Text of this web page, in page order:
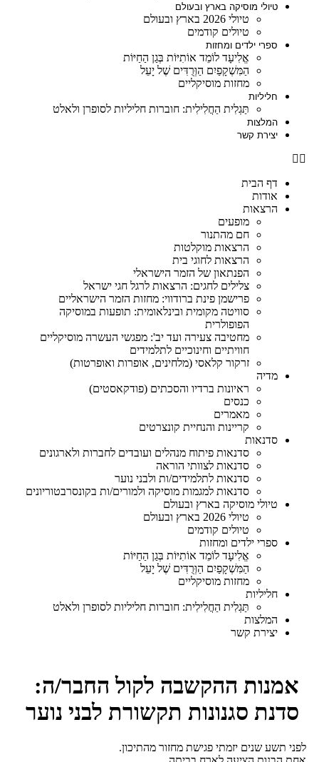
טיולי מוסיקה בארץ ובעולם
טיולי 2026 בארץ ובעולם
טיולים קודמים
ספרי ילדים ומחזות
אֱלִיעָד לוֹמֵד אוֹתִיּוֹת בְּגַן הַחַיּוֹת
הַמִּשְׁקָפַיִם הַוְּרֻדִּים שֶׁל יָעֵל
מחזות מוסיקליים
חליליות
תַּגְלִית הַחֲלִילִית: חוברות חליליות לסופרן ולאלט
המלצות
יצירת קשר
דף הבית
אודות
הרצאות
מופעים
חם מהתנור
הרצאות מוקלטות
הרצאות לחוגי בית
הפנתאון של הזמר הישראלי
צלילים לחגים: הרצאות לרגל חגי ישראל
פרישמן פינת ברודווי: מחזות הזמר הישראליים
סוויטה מקומית ובינלאומית: תופעות במוסיקה
הפופולרית
מחטיבה צעירה ועד יב': מפגשי העשרה מוסיקליים
חוויתיים וחינוכיים לתלמידים
זרקור קלאסי (מלחינים, אופרות ואופרטות)
מדיה
ראיונות ברדיו והסכתים (פודקאסטים)
כנסים
מאמרים
קריינות והנחיית קונצרטים
סדנאות
סדנאות פיתוח מנהלים ועובדים לחברות ולארגונים
סדנאות לצוותי הוראה
סדנאות לתלמידים/ות ולבני נוער
סדנאות למגמות מוסיקה ולמורים/ות בקונסרבטוריונים
טיולי מוסיקה בארץ ובעולם
טיולי 2026 בארץ ובעולם
טיולים קודמים
ספרי ילדים ומחזות
אֱלִיעָד לוֹמֵד אוֹתִיּוֹת בְּגַן הַחַיּוֹת
הַמִּשְׁקָפַיִם הַוְּרֻדִּים שֶׁל יָעֵל
מחזות מוסיקליים
חליליות
תַּגְלִית הַחֲלִילִית: חוברות חליליות לסופרן ולאלט
המלצות
יצירת קשר
אמנות ההקשבה לקול החבר/ה:
סדנת סגנונות תקשורת לבני נוער
תשע שנים יזמתי פגישת מחזור מהתיכון.